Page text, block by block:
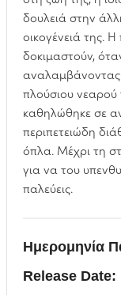
δουλειά στην
οικογένειά της.
δοκιµαστούν,
αναλαµβάνοντας
πλούσιου νεαρού
καθηλώθηκε σε
περιπετειώδη
όπλα. Μέχρι τη
για να του
παλεύεις.
Ημερομηνία
Release Date: